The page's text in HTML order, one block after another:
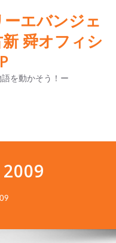
エバンジェ
舜オフィシ
を動かそう！ー